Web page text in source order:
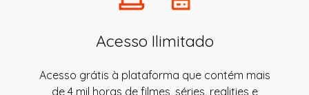
Acesso Ilimitado
Acesso grátis à plataforma que contém mais
de 4 mil horas de filmes, séries, realities e